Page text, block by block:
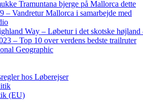
Tramuntana bjerge på Mallorca dette
– Vandretur Mallorca i samarbejde med
Way – Løbetur i det skotske højland
– Top 10 over verdens bedste trailruter
Geographic
hos Løberejser
(EU)